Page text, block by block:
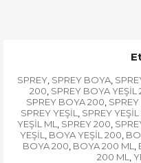
SPREY SPREY BOYA
200 SPREY BOYA YEŞİL
SPREY BOYA 200
SPREY YEŞİL SPREY
YEŞİL ML
SPREY 200
YEŞİL
BOYA YEŞİL 200
BOYA 200 BOYA 200 ML
200 ML